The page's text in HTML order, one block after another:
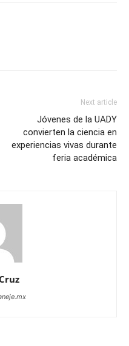
Next article
Jóvenes de la UADY
convierten la ciencia en
experiencias vivas durante
feria académica